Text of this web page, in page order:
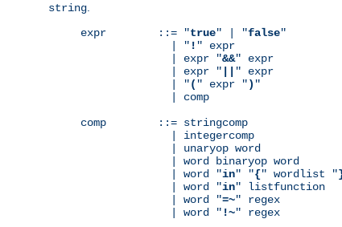
string
expr        ::= "true" | "false"
              | "
! " expr
              | expr "
&&" expr
              | expr "
" expr
              | "
( " expr ") "
              | comp
comp        ::= stringcomp
              | integercomp
              | unaryop word
              | word binaryop word
              | word "
in" "{" wordlist "
              | word "
in" listfunction
              | word "
=~" regex
              | word "
!~" regex